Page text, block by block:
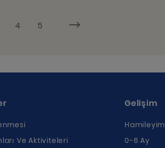
4 5
Ve Aktiviteleri
Gelişim
Hamileyim
0-6 Ay